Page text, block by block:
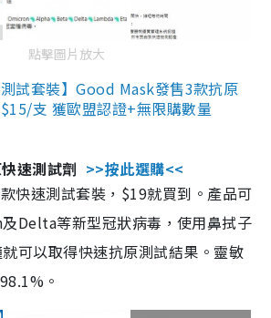
點擊圖片放大
試套裝】Good Mask發售3款抗原
支 獲歐盟認證+無限購數量
速測試劑 >>按此選購<<
快速測試套裝，$19就買到。產品可
Delta等新型冠狀病毒，使用鼻拭子
可以取得快速抗原測試結果。靈敏
。